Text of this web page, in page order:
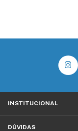
INSTITUCIONAL
DÚVIDAS